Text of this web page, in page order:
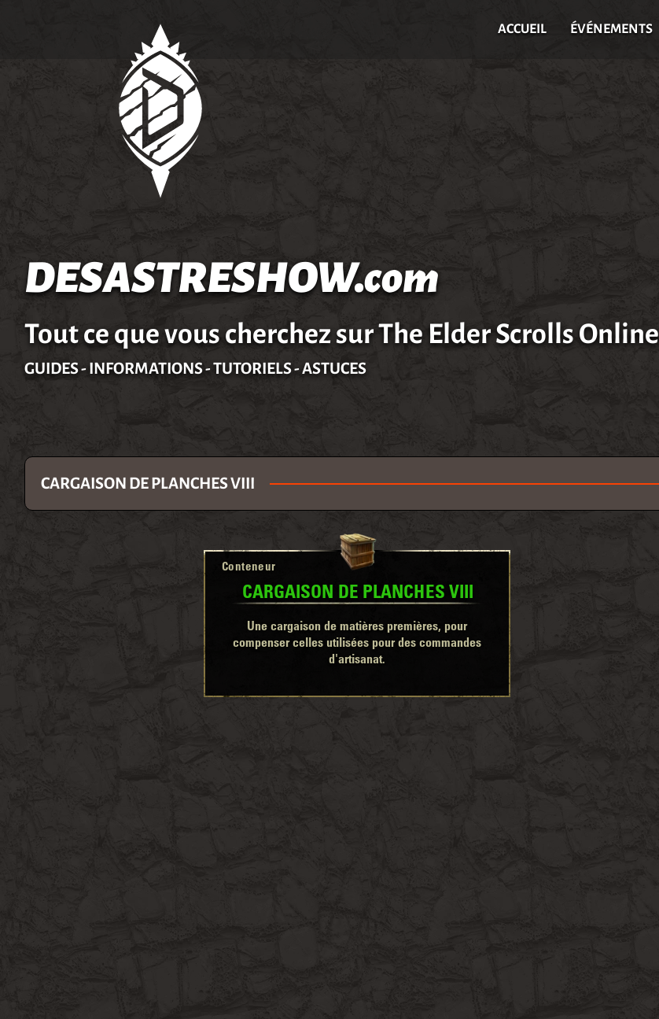
ACCUEIL ÉVÉNEMENTS
DESASTRESHOW.com
Tout ce que vous cherchez sur The Elder Scrolls Online
GUIDES - INFORMATIONS - TUTORIELS - ASTUCES
CARGAISON DE PLANCHES VIII
Conteneur
CARGAISON DE PLANCHES VIII
Une cargaison de matières premières, pour
compenser celles utilisées pour des commandes
d'artisanat.